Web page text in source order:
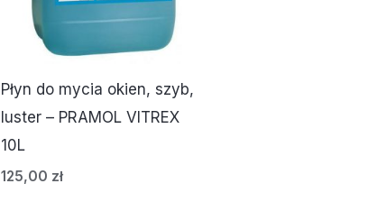
Płyn do mycia okien, szyb,
luster – PRAMOL VITREX
10L
125,00 zł